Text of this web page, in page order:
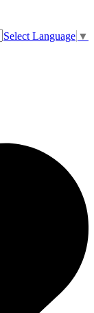
Select Language ▼